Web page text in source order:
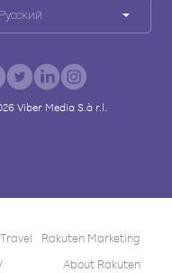
Русский
Viber Media S.à r.l.
Rakuten Marketing
About Rakuten